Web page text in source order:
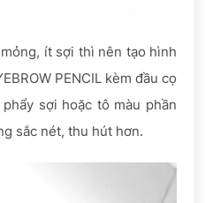
ít sợi thì nên tạo hình
PENCIL kèm đầu cọ
sợi hoặc tô màu phần
sắc nét, thu hút hơn.